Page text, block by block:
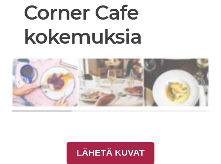
Corner Cafe
kokemuksia
LÄHETÄ KUVAT